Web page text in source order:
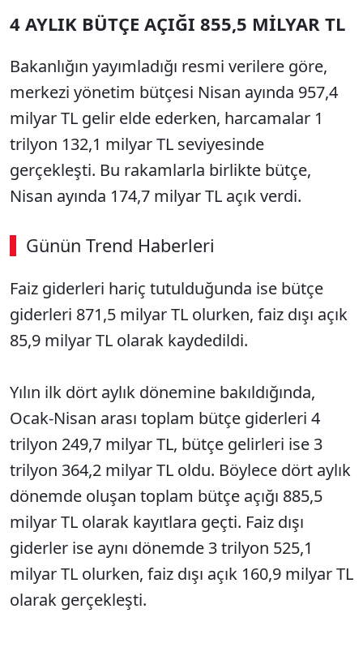
4 AYLIK BÜTÇE AÇIĞI 855,5 MİLYAR TL
Bakanlığın yayımladığı resmi verilere göre,
merkezi yönetim bütçesi Nisan ayında 957,4
milyar TL gelir elde ederken, harcamalar 1
trilyon 132,1 milyar TL seviyesinde
gerçekleşti. Bu rakamlarla birlikte bütçe,
Nisan ayında 174,7 milyar TL açık verdi.
Günün Trend Haberleri
Faiz giderleri hariç tutulduğunda ise bütçe
giderleri 871,5 milyar TL olurken, faiz dışı açık
85,9 milyar TL olarak kaydedildi.
Yılın ilk dört aylık dönemine bakıldığında,
Ocak-Nisan arası toplam bütçe giderleri 4
trilyon 249,7 milyar TL, bütçe gelirleri ise 3
trilyon 364,2 milyar TL oldu. Böylece dört aylık
dönemde oluşan toplam bütçe açığı 885,5
milyar TL olarak kayıtlara geçti. Faiz dışı
giderler ise aynı dönemde 3 trilyon 525,1
milyar TL olurken, faiz dışı açık 160,9 milyar TL
olarak gerçekleşti.